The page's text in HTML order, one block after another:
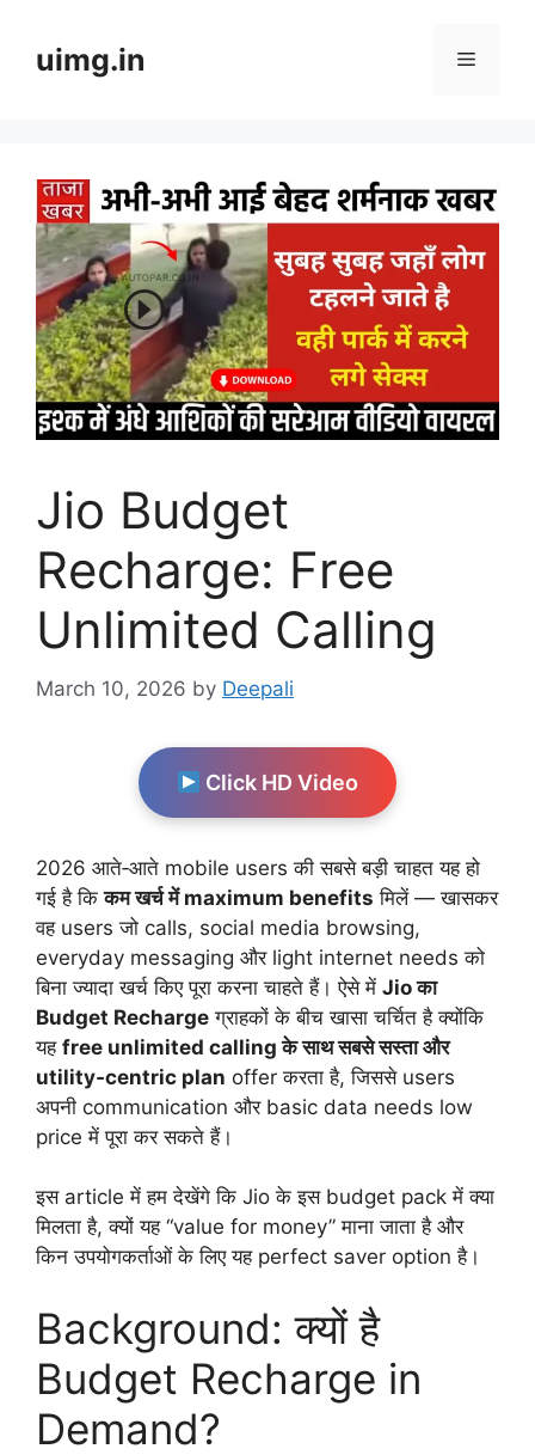
contentuimg.in Menu
Jio Budget
Recharge: Free
Unlimited Calling
March 10, 2026 by Deepali
Click HD Video
2026 आते‑आते mobile users की सबसे बड़ी चाहत यह हो
गई है किकम खर्च में maximum benefits मिलें — खासकर
वह users जो calls, social media browsing,
everyday messaging और light internet needs को
बिना ज्यादा खर्च किए पूरा करना चाहते हैं। ऐसे में Jio का
Budget Recharge ग्राहकों के बीच खासा चर्चित है क्योंकि
यह free unlimited calling के साथ सबसे सस्ता और
utility‑centric plan offer करता है, जिससे users
अपनी communication और basic data needs low
price में पूरा कर सकते हैं।
इस article में हम देखेंगे कि Jio के इस budget pack में क्या
मिलता है, क्यों यह “value for money” माना जाता है और
किन उपयोगकर्ताओं के लिए यह perfect saver option है।
Background: क्यों है
Budget Recharge in
Demand?